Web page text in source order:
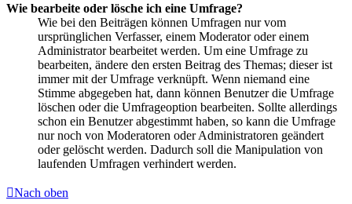
Wie bearbeite oder lösche ich eine Umfrage?
Wie bei den Beiträgen können Umfragen nur vom
ursprünglichen Verfasser, einem Moderator oder einem
Administrator bearbeitet werden. Um eine Umfrage zu
bearbeiten, ändere den ersten Beitrag des Themas; dieser ist
immer mit der Umfrage verknüpft. Wenn niemand eine
Stimme abgegeben hat, dann können Benutzer die Umfrage
löschen oder die Umfrageoption bearbeiten. Sollte allerdings
schon ein Benutzer abgestimmt haben, so kann die Umfrage
nur noch von Moderatoren oder Administratoren geändert
oder gelöscht werden. Dadurch soll die Manipulation von
laufenden Umfragen verhindert werden.
Nach oben